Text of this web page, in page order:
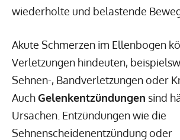
wiederholte und belastende
Akute Schmerzen im Ellenbogen
Verletzungen hindeuten,
Sehnen-, Bandverletzungen oder
Auch Gelenkentzündungen sind
Ursachen. Entzündungen wie die
Sehnenscheidenentzündung oder